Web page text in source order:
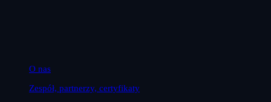
O nas
Zespół, partnerzy, certyfikaty